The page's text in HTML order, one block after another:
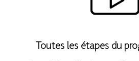
Toutes les étapes du